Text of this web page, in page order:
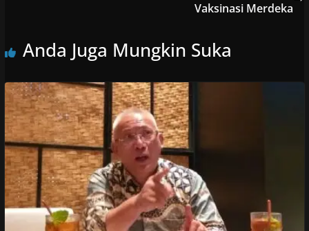
Vaksinasi Merdeka
Anda Juga Mungkin Suka